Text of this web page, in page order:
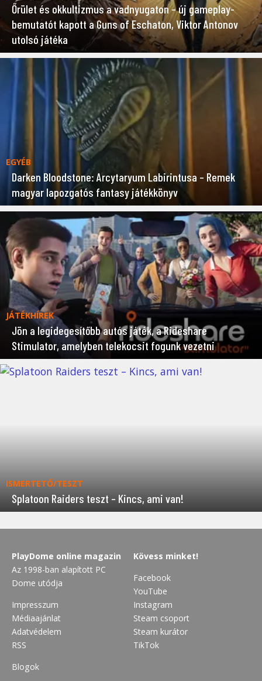
Őrület és okkultizmus a vadnyugaton – új gameplay-
bemutatót kapott a Guns of Eschaton, Viktor Antonov
utolsó játéka
EGYÉB
Darken Bloodstone: Arcytaryum Labirintusa – Remek
magyar lapozgatós fantasy játékkönyv
JÁTÉKHÍREK
Jön a legidegesítőbb autós játék, a Rideshare
Stimulator, amelyben telekocsit fogunk vezetni
ISMERTETŐ/TESZT
Splatoon Raiders teszt – Kincs, ami van!
PlayDome online magazin
Az 1998-ban alapított PC
Dome utódja
Impresszum
Médiaajánlat
Adatvédelem
RSS
Blogok
Kövess minket!
Facebook
YouTube
Instagram
Steam csoport
Steam kurátor
TikTok